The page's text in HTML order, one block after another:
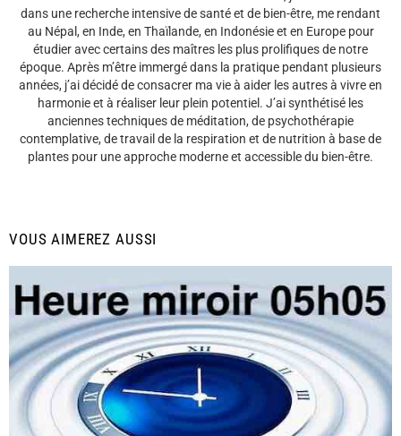
dans une recherche intensive de santé et de bien-être, me rendant
au Népal, en Inde, en Thaïlande, en Indonésie et en Europe pour
étudier avec certains des maîtres les plus prolifiques de notre
époque. Après m’être immergé dans la pratique pendant plusieurs
années, j’ai décidé de consacrer ma vie à aider les autres à vivre en
harmonie et à réaliser leur plein potentiel. J’ai synthétisé les
anciennes techniques de méditation, de psychothérapie
contemplative, de travail de la respiration et de nutrition à base de
plantes pour une approche moderne et accessible du bien-être.
VOUS AIMEREZ AUSSI